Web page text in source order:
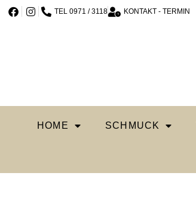
TEL 0971 / 3118 KONTAKT - TERMIN
HOME SCHMUCK